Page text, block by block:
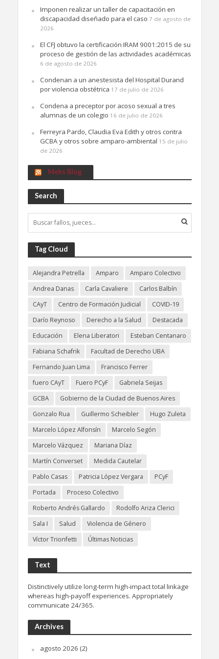
Imponen realizar un taller de capacitación en
discapacidad diseñado para el caso 7 de agosto de
2026
El CFJ obtuvo la certificación IRAM 9001:2015 de su
proceso de gestión de las actividades académicas
6 de agosto de 2026
Condenan a un anestesista del Hospital Durand
por violencia obstétrica 17 de julio de 2026
Condena a preceptor por acoso sexual a tres
alumnas de un colegio 16 de julio de 2026
Ferreyra Pardo, Claudia Eva Edith y otros contra
GCBA y otros sobre amparo-ambiental 15 de julio
de 2026
Meks Blog
Search
Tag Cloud
Alejandra Petrella Amparo
Amparo Colectivo
Andrea Danas
Carla Cavaliere
Carlos Balbín
CAyT
Centro de Formación Judicial
COVID-19
Darío Reynoso
Derecho a la Salud
Destacada
Educación
Elena Liberatori
Esteban Centanaro
Fabiana Schafrik
Facultad de Derecho UBA
Fernando Juan Lima
Francisco Ferrer
fuero CAyT
Fuero PCyF
Gabriela Seijas
GCBA
Gobierno de la Ciudad de Buenos Aires
Gonzalo Rua
Guillermo Scheibler
Hugo Zuleta
Marcelo López Alfonsín
Marcelo Segón
Marcelo Vázquez
Mariana Díaz
Martín Converset
Medida Cautelar
Pablo Casas
Patricia López Vergara
PCyF
Portada
Proceso Colectivo
Roberto Andrés Gallardo
Rodolfo Ariza Clerici
Sala I
Salud
Violencia de Género
Víctor Trionfetti
Últimas Noticias
Text
Distinctively utilize long-term high-impact total linkage
whereas high-payoff experiences. Appropriately
communicate 24/365.
Archives
agosto 2026 (2)